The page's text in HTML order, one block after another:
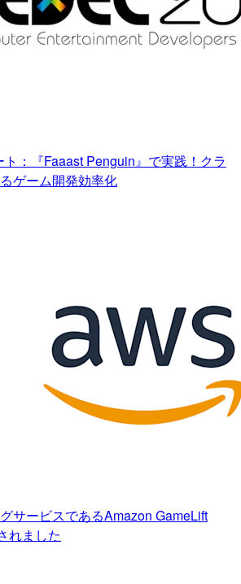
：『Faaast Penguin』で実践！クラ
ゲーム開発効率化
サービスであるAmazon GameLift
れました